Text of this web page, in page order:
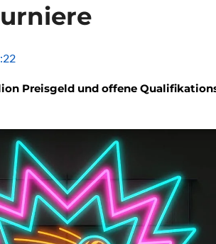
Preisgeld und offene